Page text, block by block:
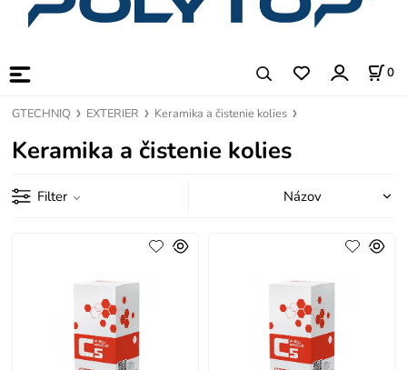
0
GTECHNIQ EXTERIER Keramika a čistenie kolies
Keramika a čistenie kolies
Filter